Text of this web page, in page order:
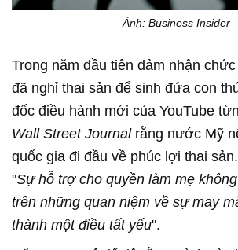
Ảnh: Business Insider
Trong năm đầu tiên đảm nhận
đã nghỉ thai sản để sinh đứa con
đốc điều hành mới của YouTube
Wall Street Journal rằng nước Mỹ
quốc gia đi đầu về phúc lợi thai
"Sự hỗ trợ cho quyền làm mẹ
trên những quan niệm về sự may
thành một điều tất yếu".